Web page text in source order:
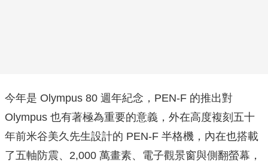
今年是 Olympus 80 週年紀念，PEN-F 的推出對
Olympus 也有著極為重要的意義，外在高度複刻五十
年前米谷美久先生設計的 PEN-F 半格機，內在也搭載
了五軸防震、2,000 萬畫素、電子觀景窗與側翻螢幕，